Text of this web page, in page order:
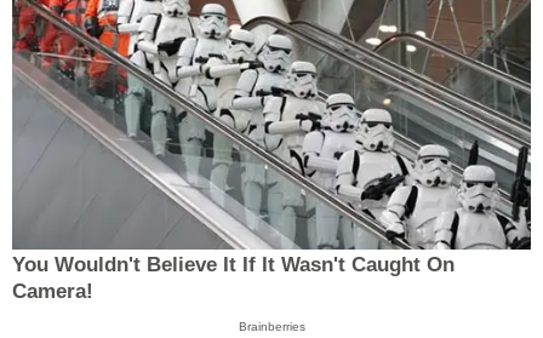
You Wouldn't Believe It If It Wasn't Caught On
Camera!
Brainberries